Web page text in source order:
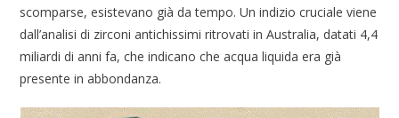
scomparse, esistevano già da tempo. Un indizio cruciale viene
dall’analisi di zirconi antichissimi ritrovati in Australia, datati 4,4
miliardi di anni fa, che indicano che acqua liquida era già
presente in abbondanza.